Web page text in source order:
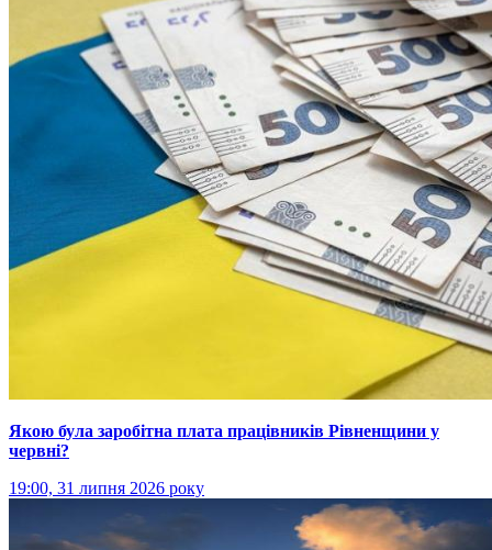
Якою була заробітна плата працівників Рівненщини у
червні?
19:00, 31 липня 2026 року